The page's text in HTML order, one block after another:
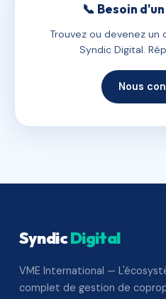
📞 Besoin
Trouvez ou devenez
Syndic Digital.
Nous
SyndicDigital
VME International —
complet de gestion de